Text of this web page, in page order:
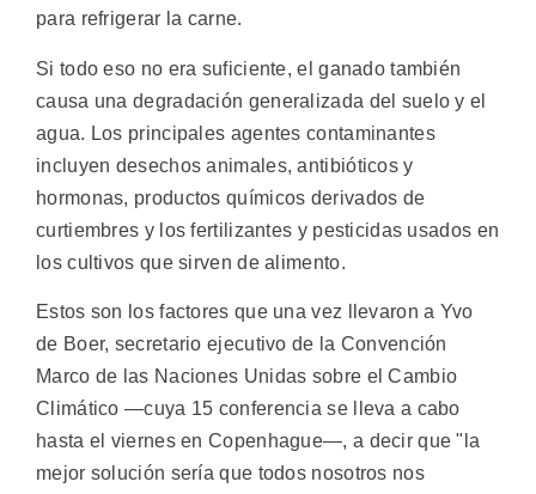
para refrigerar la carne.
Si todo eso no era suficiente, el ganado también
causa una degradación generalizada del suelo y el
agua. Los principales agentes contaminantes
incluyen desechos animales, antibióticos y
hormonas, productos químicos derivados de
curtiembres y los fertilizantes y pesticidas usados en
los cultivos que sirven de alimento.
Estos son los factores que una vez llevaron a Yvo
de Boer, secretario ejecutivo de la Convención
Marco de las Naciones Unidas sobre el Cambio
Climático —cuya 15 conferencia se lleva a cabo
hasta el viernes en Copenhague—, a decir que "la
mejor solución sería que todos nosotros nos